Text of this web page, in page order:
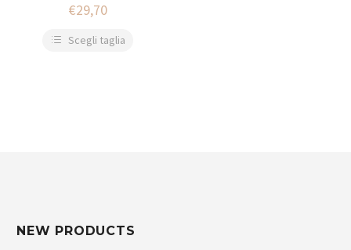
€29,70
Scegli taglia
NEW PRODUCTS